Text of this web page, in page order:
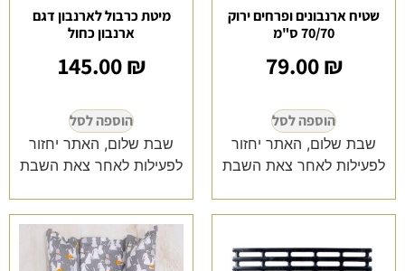
שטיח ארנבונים ופרחים ירוק
70/70 ס"מ
79.00₪
הוספה לסל
שבת שלום, האתר יחזור
לפעילות לאחר צאת השבת
מיטת כרבול לארנבון דגם
ארנבון כחול
145.00₪
הוספה לסל
שבת שלום, האתר יחזור
לפעילות לאחר צאת השבת